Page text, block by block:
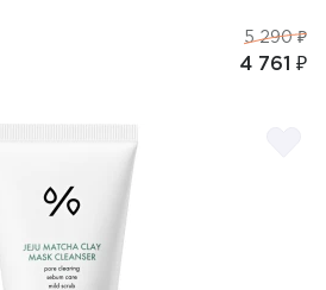
5 290 ₽
4 761 ₽